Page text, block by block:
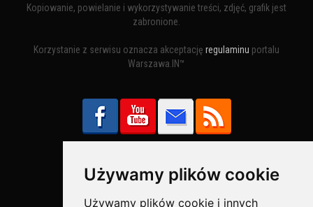
Używamy plików cookie
Używamy plików cookie i innych
Kopiowanie, powielanie i wykorzystywanie treści, zdjęć, grafik jest
zabronione.
Korzystanie z serwisu oznacza akceptację regulaminu portalu
Warszawa.IN™
Bezpieczne Płatności obsługuje: